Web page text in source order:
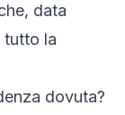
data
tutto la
dovuta?